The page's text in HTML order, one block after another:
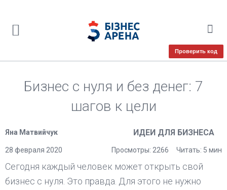
Проверить код
Бизнес с нуля и без денег: 7
шагов к цели
Яна Матвийчук ИДЕИ ДЛЯ БИЗНЕСА
28 февраля 2020 Читать: 5 мин
Просмотры: 2266
Сегодня каждый человек может открыть свой
бизнес с нуля. Это правда. Для этого не нужно